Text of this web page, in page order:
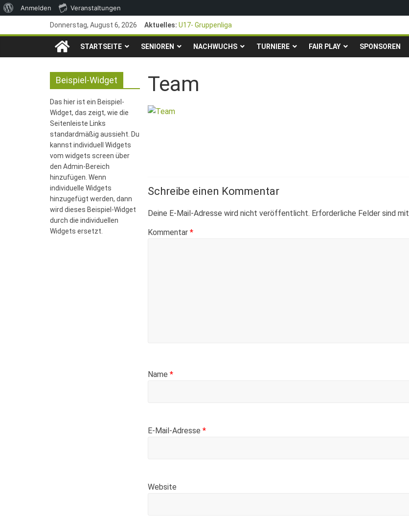
Über
Anmelden Veranstaltungen
Inhalt
Donnerstag, August 6, 2026 Aktuelles: U17- Gruppenliga
*U17-Junioren steigen in die Gruppenliga auf*
47. Otto Walter Pfingstturnier der TSG Kastel
1. Mai – Charity-Fußballturnier für Hobbymannschaften
TSG
1846
e.V.
Mainz-
Kastel
Fussballabteilung
STARTSEITE SENIOREN NACHWUCHS TURNIERE FAIR PLAY SPONSOREN
Team
Schreibe einen Kommentar
Deine E-Mail-Adresse wird nicht veröffentlicht. Erforderliche Felder sind mit
Kommentar *
Name *
E-Mail-Adresse *
Website
Beispiel-Widget
Das hier ist ein Beispiel-
Widget, das zeigt, wie die
Seitenleiste Links
standardmäßig aussieht. Du
kannst individuell Widgets
vom widgets screen über
den Admin-Bereich
hinzufügen. Wenn
individuelle Widgets
hinzugefügt werden, dann
wird dieses Beispiel-Widget
durch die individuellen
Widgets ersetzt.